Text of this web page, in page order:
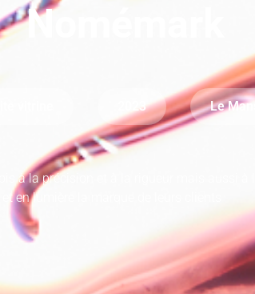
Nomémark
2023 Le Mans
à la précision et à la rigueur mais aussi à la
en lumière la marque de leurs clients